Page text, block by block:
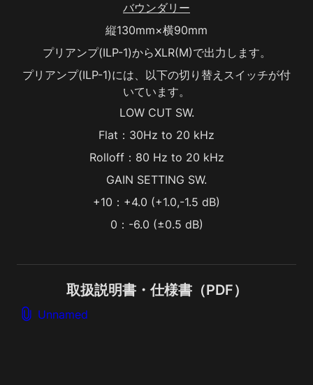
バウンダリー
縦130mm×横90mm
プリアンプ(ILP-1)からXLR(M)で出力します。
プリアンプ(ILP-1)には、以下の切り替えスイッチが付
いています。
LOW CUT SW.
Flat：30Hz to 20 kHz
Rolloff：80 Hz to 20 kHz
GAIN SETTING SW.
+10：+4.0 (+1.0,-1.5 dB)
0：-6.0 (±0.5 dB)
取扱説明書・仕様書（PDF）
Unnamed